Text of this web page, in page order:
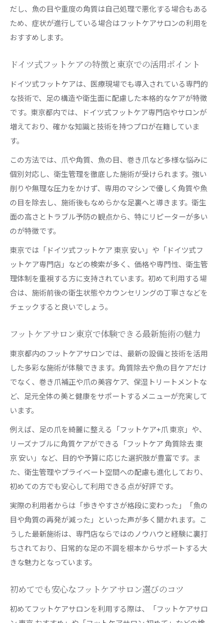
東京でフットケア資格を活かすための学び方と
は
フットケア指導士など注目の資格と取得の流れ
自宅で始めるフットケア用品の使い方と選び方
電動角質リムーバー活用の安全なフットケア方
法
プロ級の仕上がりを目指すセルフフットケア手
順
フットケア頻度はどれくらいが理想なのか解説
美しい足へ導く角質と爪の正しいケア方法
フットケアサロンで学ぶ角質ケアの正しい手順
ドイツ式フットケアで角質や魚の目を徹底ケア
おすすめのサロンとセルフフットケアの違い
東京で始める最新フットケアとセルフ滋養術
東京で話題のフットケアサロン初めてでも安心
セルフケアとサロンケアの効果的な組み合わせ
術
フットケア用品を使った滋養ケアの最新トレン
ド
足の悩みに特化したフットケアの実践ポイント
だし、魚の目や重度の角質は自己処理で悪化する場合もある
ため、症状が進行している場合はフットケアサロンの利用を
おすすめします。
ドイツ式フットケアの特徴と東京での活用ポイント
ドイツ式フットケアは、医療現場でも導入されている専門的
な技術で、足の構造や衛生面に配慮した本格的なケアが特徴
です。東京都内では、ドイツ式フットケア専門店やサロンが
増えており、確かな知識と技術を持つプロが在籍していま
す。
この方法では、爪や角質、魚の目、巻き爪など多様な悩みに
個別対応し、衛生管理を徹底した施術が受けられます。強い
削りや無理な圧力をかけず、専用のマシンで優しく角質や魚
の目を除去し、施術後もなめらかな足裏へと導きます。衛生
面の高さとトラブル予防の観点から、特にリピーターが多い
のが特徴です。
東京では「ドイツ式フットケア 東京 安い」や「ドイツ式フ
ットケア専門店」などの検索が多く、価格や専門性、衛生管
理体制を重視する方に支持されています。初めて利用する場
合は、施術前後の衛生状態やカウンセリングの丁寧さなどを
チェックすると良いでしょう。
フットケアサロン東京で体験できる最新施術の魅力
東京都内のフットケアサロンでは、最新の設備と技術を活用
した多彩な施術が体験できます。角質除去や魚の目ケアだけ
でなく、巻き爪補正や爪の美容ケア、保湿トリートメントな
ど、足元全体の美と健康をサポートするメニューが充実して
います。
例えば、足の爪を綺麗に整える「フットケア+爪 東京」や、
リーズナブルに角質ケアができる「フットケア 角質除去 東
京 安い」など、目的や予算に応じた選択肢が豊富です。ま
た、衛生管理やプライベート空間への配慮も進化しており、
初めての方でも安心して利用できる点が好評です。
実際の利用者からは「歩きやすさが格段に変わった」「魚の
目や角質の再発が減った」といった声が多く聞かれます。こ
うした最新施術は、専門店ならではのノウハウと経験に裏打
ちされており、日常的な足の不調を根本からサポートする大
きな魅力となっています。
初めてでも安心なフットケアサロン選びのコツ
初めてフットケアサロンを利用する際は、「フットケアサロ